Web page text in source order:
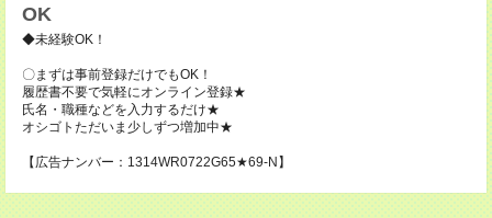
OK
◆未経験OK！
〇まずは事前登録だけでもOK！
履歴書不要で気軽にオンライン登録★
氏名・職種などを入力するだけ★
オシゴトただいま少しずつ増加中★
【広告ナンバー：1314WR0722G65★69-N】